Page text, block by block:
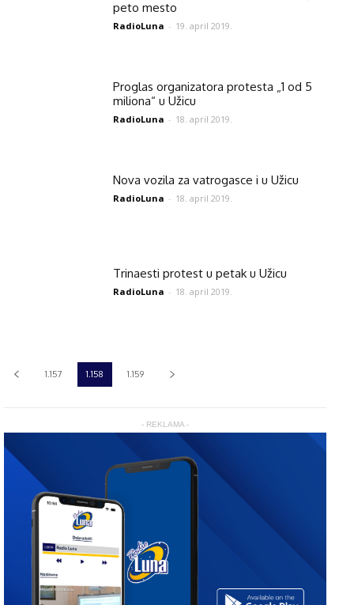
- REKLAMA -
peto mesto
RadioLuna - 19. april 2019.
Proglas organizatora protesta „1 od 5
miliona“ u Užicu
RadioLuna - 18. april 2019.
Nova vozila za vatrogasce i u Užicu
RadioLuna - 18. april 2019.
Trinaesti protest u petak u Užicu
RadioLuna - 18. april 2019.
1.157 1.158 1.159